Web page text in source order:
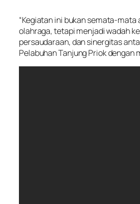
“Kegiatan ini bukan semata-mata
olahraga, tetapi menjadi wadah
persaudaraan, dan sinergitas
Pelabuhan Tanjung Priok dengan